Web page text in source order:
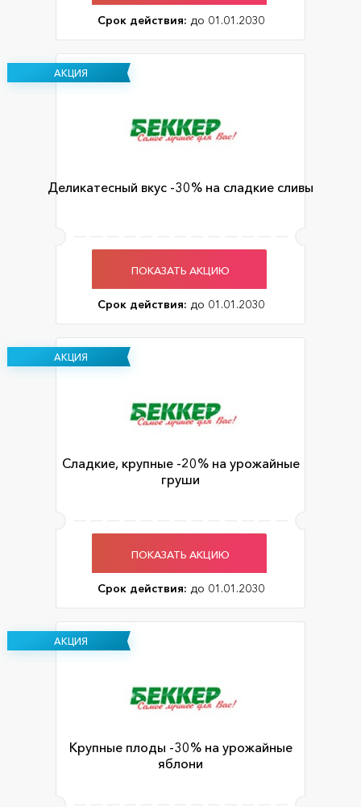
Срок действия: до 01.01.2030
АКЦИЯ
Деликатесный вкус -30% на сладкие сливы
ПОКАЗАТЬ АКЦИЮ
Срок действия: до 01.01.2030
АКЦИЯ
Сладкие, крупные -20% на урожайные
груши
ПОКАЗАТЬ АКЦИЮ
Срок действия: до 01.01.2030
АКЦИЯ
Крупные плоды -30% на урожайные
яблони